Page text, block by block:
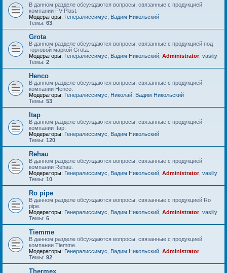
В данном разделе обсуждаются вопросы, связанные с продукцией
компании FV-Plast.
Модераторы: Генералиссимус
Вадим Никольский
Темы: 63
Grota
В данном разделе обсуждаются вопросы, связанные с продукцией под
торговой маркой Grota.
Модераторы: Генералиссимус Вадим Никольский Administrator, vasiliy
Темы: 2
Henco
В данном разделе обсуждаются вопросы, связанные с продукцией
компании Henco.
Модераторы: Генералиссимус Николай Вадим Никольский
Темы: 53
Itap
В данном разделе обсуждаются вопросы, связанные с продукцией
компании Itap.
Модераторы: Генералиссимус
Вадим Никольский
Темы: 120
Rehau
В данном разделе обсуждаются вопросы, связанные с продукцией
компании Rehau.
Модераторы: Генералиссимус Вадим Никольский Administrator, vasiliy
Темы: 10
Ro pipe
В данном разделе обсуждаются вопросы, связанные с продукцией Ro
pipe.
Модераторы: Генералиссимус Вадим Никольский Administrator, vasiliy
Темы: 6
Tiemme
В данном разделе обсуждаются вопросы, связанные с продукцией
компании Tiemme.
Модераторы: Генералиссимус Вадим Никольский Administrator
Темы: 92
Thermex